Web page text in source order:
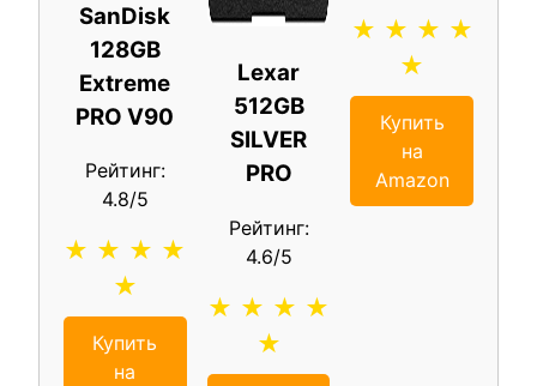
SanDisk
128GB
Extreme
PRO V90
Рейтинг:
4.8/5
★ ★ ★ ★
★
Купить
на
Lexar
512GB
SILVER
PRO
Рейтинг:
4.6/5
★ ★ ★ ★
★
★ ★ ★ ★
★
Купить
на
Amazon